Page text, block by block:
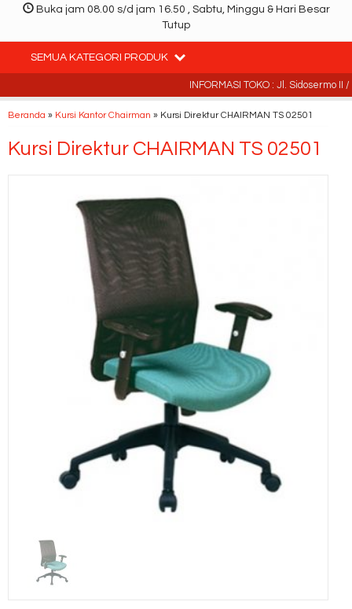
Buka jam 08.00 s/d jam 16.50 , Sabtu, Minggu & Hari Besar
Tutup
SEMUA KATEGORI PRODUK
INFORMASI TOKO : Jl. Sidosermo II /
Beranda » Kursi Kantor Chairman » Kursi Direktur CHAIRMAN TS 02501
Kursi Direktur CHAIRMAN TS 02501